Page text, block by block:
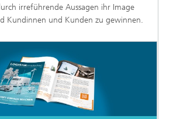
irreführende Aussagen ihr Image
Kundinnen und Kunden zu gewinnen.